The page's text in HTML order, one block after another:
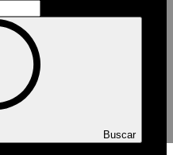
Buscar